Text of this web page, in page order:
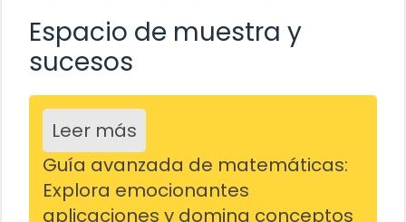
Espacio de muestra y
sucesos
Leer más
Guía avanzada de matemáticas:
Explora emocionantes
aplicaciones y domina conceptos